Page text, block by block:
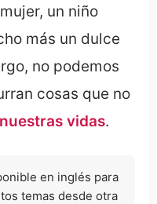
un niño
más un dulce
no podemos
cosas que no
vidas.
en inglés para
temas desde otra